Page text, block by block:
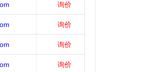
询价
询价
询价
询价